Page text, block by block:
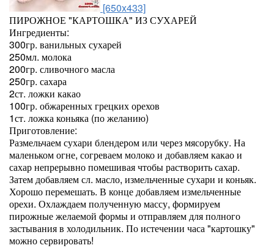
[650x433]
ПИРОЖНОЕ "КАРТОШКА" ИЗ СУХАРЕЙ
Ингредиенты:
300гр. ванильных сухарей
250мл. молока
200гр. сливочного масла
250гр. сахара
2ст. ложки какао
100гр. обжаренных грецких орехов
1ст. ложка коньяка (по желанию)
Приготовление:
Размельчаем сухари блендером или через мясорубку. На
маленьком огне, согреваем молоко и добавляем какао и
сахар непрерывно помешивая чтобы растворить сахар.
Затем добавляем сл. масло, измельченные сухари и коньяк.
Хорошо перемешать. В конце добавляем измельченные
орехи. Охлаждаем полученную массу, формируем
пирожные желаемой формы и отправляем для полного
застывания в холодильник. По истечении часа "картошку"
можно сервировать!